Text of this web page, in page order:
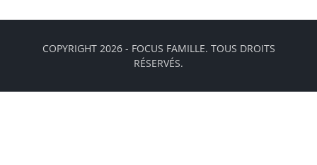
COPYRIGHT 2026 - FOCUS FAMILLE. TOUS DROITS
RÉSERVÉS.